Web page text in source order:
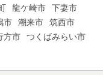
龍ケ崎市
下妻市
市 潮来市
筑西市
方市
つくばみらい市